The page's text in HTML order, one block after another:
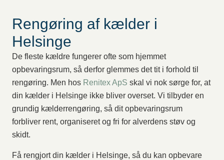
Rengøring af kælder i
Helsinge
De fleste kældre fungerer ofte som hjemmet
opbevaringsrum, så derfor glemmes det tit i forhold til
rengøring. Men hos Renitex ApS skal vi nok sørge for, at
din kælder i Helsinge ikke bliver overset. Vi tilbyder en
grundig kælderrengøring, så dit opbevaringsrum
forbliver rent, organiseret og fri for alverdens støv og
skidt.
Få rengjort din kælder i Helsinge, så du kan opbevare